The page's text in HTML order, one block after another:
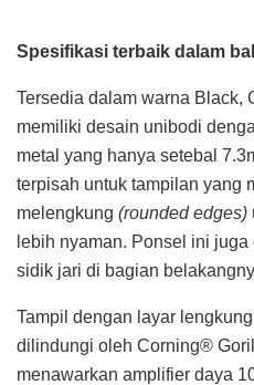
Spesifikasi terbaik dalam
Tersedia dalam warna Black,
memiliki desain unibodi
metal yang hanya setebal
terpisah untuk tampilan yang
melengkung (rounded edges)
lebih nyaman. Ponsel ini
sidik jari di bagian
Tampil dengan layar
dilindungi oleh Corning®
menawarkan amplifier daya